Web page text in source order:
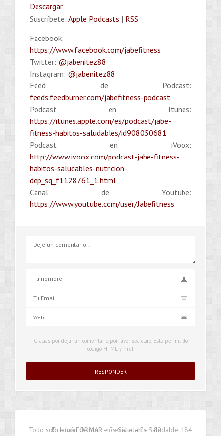
Descargar
Suscríbete: Apple Podcasts | RSS
Facebook:
https://www.facebook.com/jabefitness
Twitter: @jabenitez88
Instagram: @jabenitez88
Feed de Podcast:
feeds.feedburner.com/jabefitness-podcast
Podcast en Itunes:
https://itunes.apple.com/es/podcast/jabe-
fitness-habitos-saludables/id908050681
Podcast en iVoox:
http://www.ivoox.com/podcast-jabe-fitness-
habitos-saludables-nutricion-
dep_sq_f1128761_1.html
Canal de Youtube:
https://www.youtube.com/user/Jabefitness
Gracias por dejar un comentario, por favor sea claro. Está permitido
código HTML y href.
Todo sobre los FODMAP – Es Saludable 182
El Jamón de York, no existe – Es Saludable 184